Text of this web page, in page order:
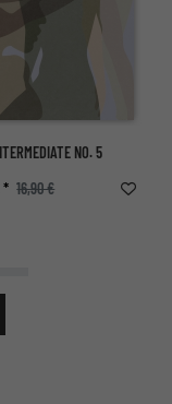
NO. 5
* 16,90 €